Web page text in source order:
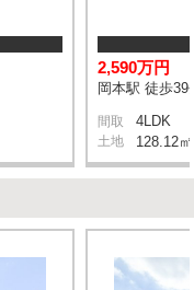
2,590万円
岡本駅 徒歩39
間取 4LDK
土地 128.12㎡